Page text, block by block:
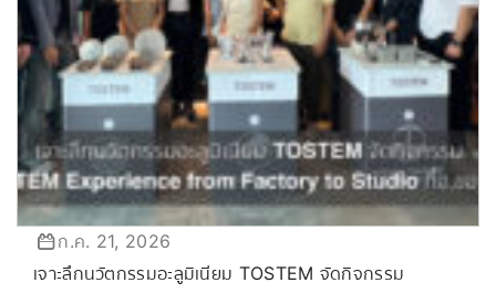
ก.ค. 21, 2026
เจาะลึกนวัตกรรมอะลูมิเนียม TOSTEM จัดกิจกรรม